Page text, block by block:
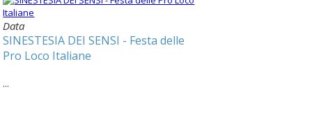
Data
SINESTESIA DEI SENSI - Festa delle
Pro Loco Italiane
...